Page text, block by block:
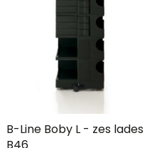
B-Line Boby L - zes lades
B46